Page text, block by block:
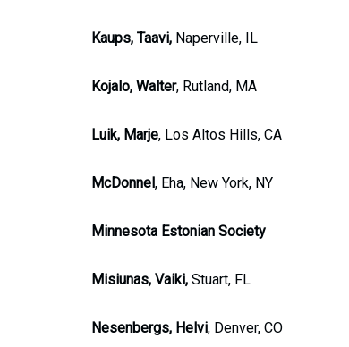
Kaups, Taavi, Naperville, IL
Kojalo, Walter, Rutland, MA
Luik, Marje, Los Altos Hills, CA
McDonnel , Eha, New York, NY
Minnesota Estonian Society
Misiunas, Vaiki, Stuart, FL
Nesenbergs, Helvi, Denver, CO